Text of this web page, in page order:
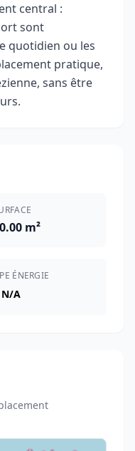
central :
sont
quotidien ou les
pratique,
sans être
m²
ÉNERGIE
N/A